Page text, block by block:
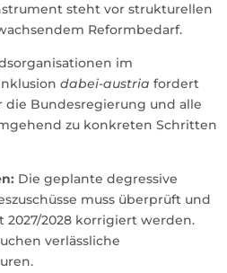
steht vor strukturellen
Reformbedarf.
im
dabei-austria fordert
die Bundesregierung und alle
zu konkreten Schritten
Die geplante degressive
muss überprüft und
2028 korrigiert werden.
verlässliche